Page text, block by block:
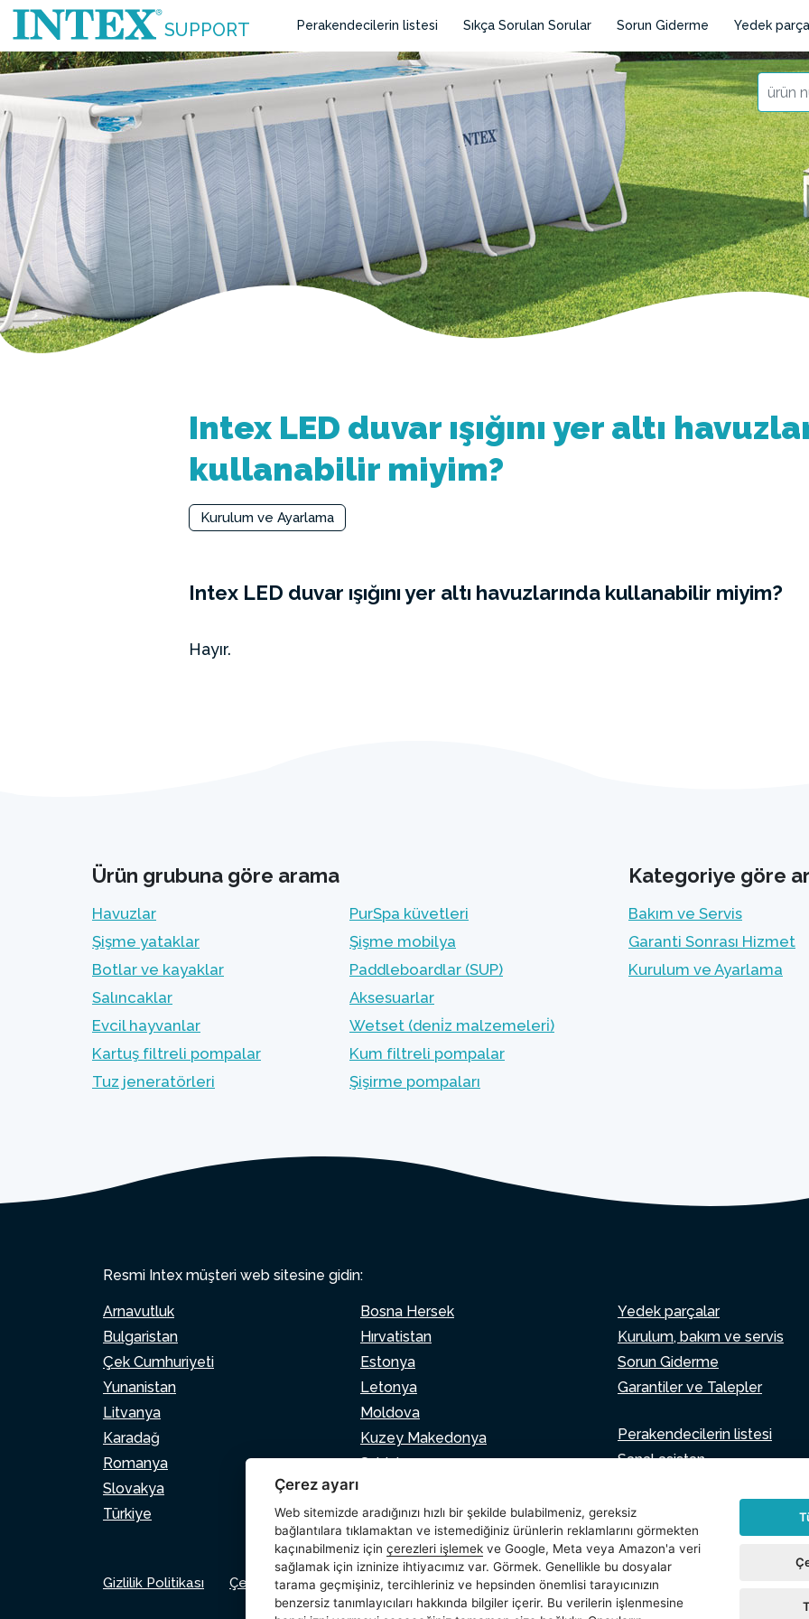
SUPPORT Perakendecilerin listesi Sıkça Sorulan Sorular Sorun Giderme Yedek
Intex LED duvar ışığını yer altı
kullanabilir miyim?
Kurulum ve Ayarlama
Intex LED duvar ışığını yer altı havuzlarında kullanabilir miyim?
Hayır.
Ürün grubuna göre arama
Havuzlar
PurSpa küvetleri
Şişme yataklar
Şişme mobilya
Botlar ve kayaklar
Paddleboardlar (SUP)
Salıncaklar
Aksesuarlar
Evcil hayvanlar
Wetset (deni̇z malzemeleri̇)
Kartuş filtreli pompalar
Kum filtreli pompalar
Tuz jeneratörleri
Şişirme pompaları
Kategoriye göre
Bakım ve Servis
Garanti Sonrası Hizmet
Kurulum ve Ayarlama
Resmi Intex müşteri web sitesine gidin:
Arnavutluk
Bosna Hersek
Bulgaristan
Hırvatistan
Çek Cumhuriyeti
Estonya
Yunanistan
Letonya
Litvanya
Moldova
Karadağ
Kuzey Makedonya
Romanya
Sırbistan
Slovakya
Türkiye
Yedek parçalar
Kurulum, bakım ve servis
Sorun Giderme
Garantiler ve Talepler
Perakendecilerin listesi
Sanal asistan
Gizlilik Politikası Çerez Politikası Çerezlerin ayarı
Çerez ayarı
Web sitemizde aradığınızı hızlı bir şekilde bulabilmeniz, gereksiz
bağlantılara tıklamaktan ve istemediğiniz ürünlerin reklamlarını görmekten
kaçınabilmeniz için çerezleri işlemek ve Google, Meta veya Amazon'a veri
sağlamak için izninize ihtiyacımız var. Görmek. Genellikle bu dosyalar
tarama geçmişiniz, tercihleriniz ve hepsinden önemlisi tarayıcınızın
benzersiz tanımlayıcıları hakkında bilgiler içerir. Bu verilerin işlenmesine